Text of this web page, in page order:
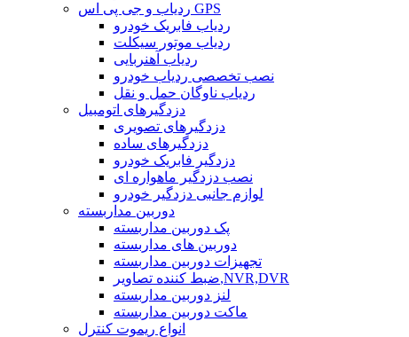
ردیاب و جی پی اس GPS
ردیاب فابریک خودرو
ردیاب موتور سیکلت
ردیاب آهنربایی
نصب تخصصی ردیاب خودرو
ردیاب ناوگان حمل و نقل
دزدگیرهای اتومبیل
دزدگیرهای تصویری
دزدگیرهای ساده
دزدگیر فابریک خودرو
نصب دزدگیر ماهواره ای
لوازم جانبی دزدگیر خودرو
دوربین مداربسته
پک دوربین مداربسته
دوربین های مداربسته
تجهیزات دوربین مداربسته
ضبط کننده تصاویر,NVR,DVR
لنز دوربین مداربسته
ماکت دوربین مداربسته
انواع ریموت کنترل